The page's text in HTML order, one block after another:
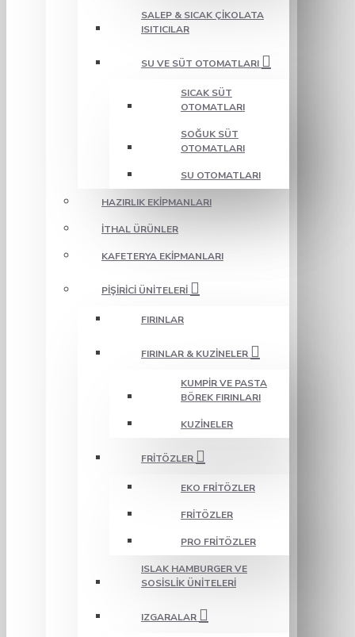
SALEP & SICAK ÇIKOLATA
ISITICILAR
SU VE SÜT OTOMATLARI
SICAK SÜT
OTOMATLARI
SOĞUK SÜT
OTOMATLARI
SU OTOMATLARI
HAZIRLIK EKIPMANLARI
İTHAL ÜRÜNLER
KAFETERYA EKIPMANLARI
PIŞIRICI ÜNITELERI
FIRINLAR
FIRINLAR & KUZINELER
KUMPIR VE PASTA
BÖREK FIRINLARI
KUZINELER
FRITÖZLER
EKO FRITÖZLER
FRITÖZLER
PRO FRITÖZLER
ISLAK HAMBURGER VE
SOSISLIK ÜNITELERI
IZGARALAR